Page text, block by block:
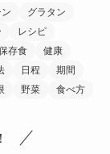
グラタン
レシピ
存食
健康
日程
期間
野菜 食べ方